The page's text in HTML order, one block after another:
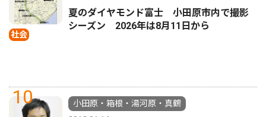
社会
夏のダイヤモンド富士 小田原市内で撮影
シーズン 2026年は8月11日から
10
小田原・箱根・湯河原・真鶴